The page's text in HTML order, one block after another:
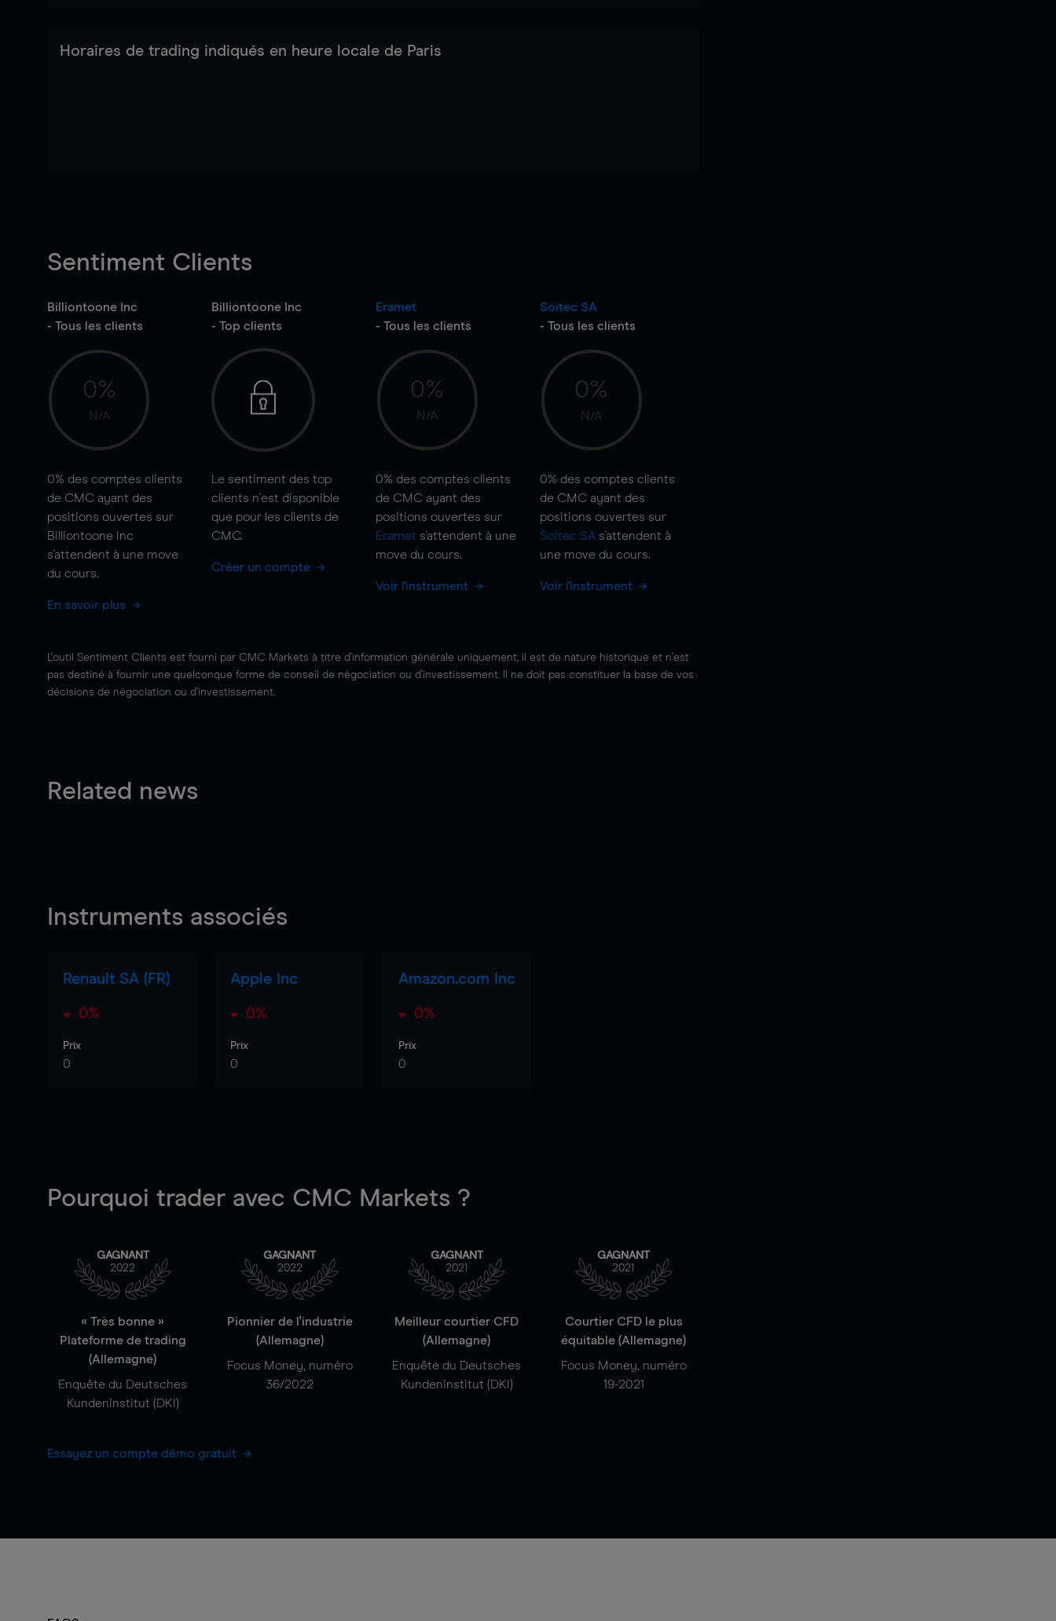
Horaires de trading indiqués en heure locale de Paris
Sentiment Clients
Billiontoone Inc
- Tous les clients
0%
N/A
0% des comptes clients
de CMC ayant des
positions ouvertes sur
Billiontoone Inc
s'attendent à une move
du cours.
En savoir plus
Billiontoone Inc
- Top clients
Le sentiment des top
clients n'est disponible
que pour les clients de
CMC.
Créer un compte
Eramet
- Tous les clients
0%
N/A
0% des comptes clients
de CMC ayant des
positions ouvertes sur
Eramet s'attendent à une
move du cours.
Voir l'instrument
Soitec SA
- Tous les clients
0%
N/A
0% des comptes clients
de CMC ayant des
positions ouvertes sur
Soitec SA s'attendent à
une move du cours.
Voir l'instrument
L'outil Sentiment Clients est fourni par CMC Markets à titre d'information générale uniquement, il est de nature historique et n'est
pas destiné à fournir une quelconque forme de conseil de négociation ou d'investissement. Il ne doit pas constituer la base de vos
décisions de négociation ou d'investissement.
Related news
Instruments associés
Renault SA (FR)
0%
Prix
0
Apple Inc
0%
Prix
0
Amazon.com Inc
0%
Prix
0
Pourquoi trader avec CMC Markets ?
GAGNANT
2022
« Très bonne »
Plateforme de trading
(Allemagne)
Enquête du Deutsches
Kundeninstitut (DKI)
GAGNANT
2022
Pionnier de l'industrie
(Allemagne)
Focus Money, numéro
36/2022
GAGNANT
2021
Meilleur courtier CFD
(Allemagne)
Enquête du Deutsches
Kundeninstitut (DKI)
GAGNANT
2021
Courtier CFD le plus
équitable (Allemagne)
Focus Money, numéro
19-2021
Essayez un compte démo gratuit